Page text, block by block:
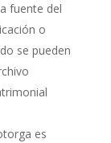
fuente del
o
se pueden
es